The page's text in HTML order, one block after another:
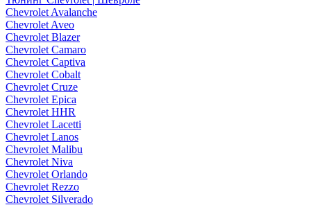
Chevrolet Avalanche
Chevrolet Aveo
Chevrolet Blazer
Chevrolet Camaro
Chevrolet Captiva
Chevrolet Cobalt
Chevrolet Cruze
Chevrolet Epica
Chevrolet HHR
Chevrolet Lacetti
Chevrolet Lanos
Chevrolet Malibu
Chevrolet Niva
Chevrolet Orlando
Chevrolet Rezzo
Chevrolet Silverado